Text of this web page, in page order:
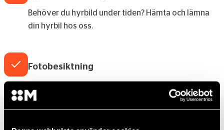
Behöver du hyrbild under tiden? Hämta och lämna
din hyrbil hos oss.
Fotobesiktning
till verkstaden fler gånger än nödvändigt